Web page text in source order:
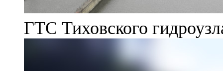
ГТС Тиховского